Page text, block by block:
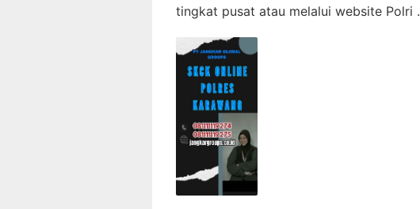
tingkat pusat atau melalui website Polri .